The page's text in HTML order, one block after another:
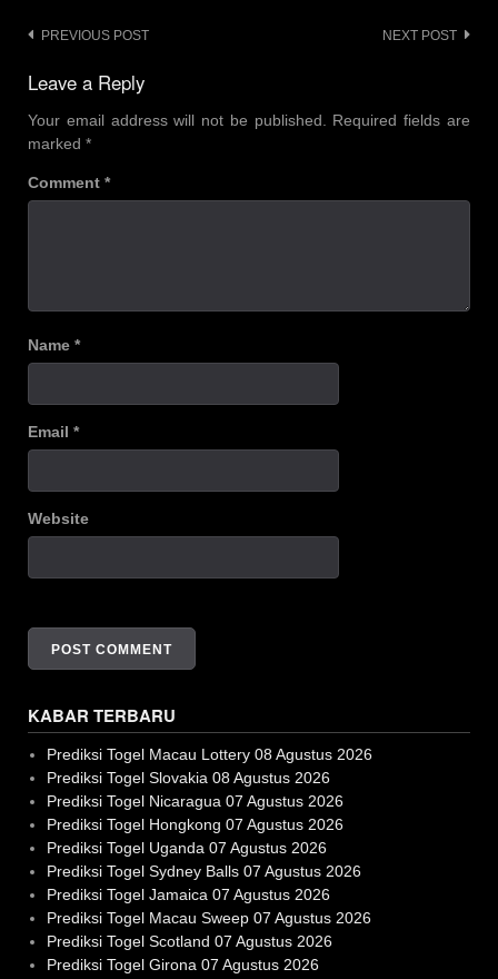
Post
navigation
PREVIOUS POST NEXT POST
Leave a Reply
Your email address will not be published.
Required fields are
marked *
Comment *
Name *
Email *
Website
KABAR TERBARU
Prediksi Togel Macau Lottery 08 Agustus 2026
Prediksi Togel Slovakia 08 Agustus 2026
Prediksi Togel Nicaragua 07 Agustus 2026
Prediksi Togel Hongkong 07 Agustus 2026
Prediksi Togel Uganda 07 Agustus 2026
Prediksi Togel Sydney Balls 07 Agustus 2026
Prediksi Togel Jamaica 07 Agustus 2026
Prediksi Togel Macau Sweep 07 Agustus 2026
Prediksi Togel Scotland 07 Agustus 2026
Prediksi Togel Girona 07 Agustus 2026